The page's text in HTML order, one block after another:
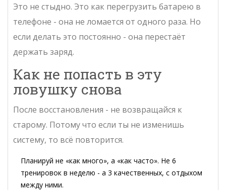
Это не стыдно. Это как перегрузить батарею в
телефоне - она не ломается от одного раза. Но
если делать это постоянно - она перестаёт
держать заряд.
Как не попасть в эту
ловушку снова
После восстановления - не возвращайся к
старому. Потому что если ты не изменишь
систему, то всё повторится.
Планируй не «как много», а «как часто». Не 6
тренировок в неделю - а 3 качественных, с отдыхом
между ними.